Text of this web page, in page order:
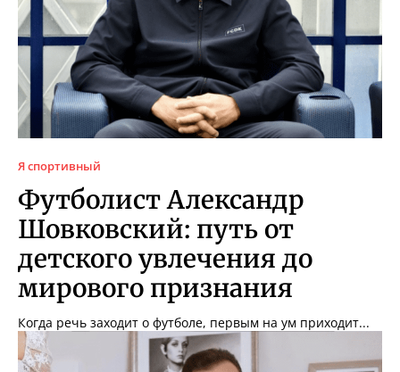
Я спортивный
Футболист Александр
Шовковский: путь от
детского увлечения до
мирового признания
Когда речь заходит о футболе, первым на ум приходит...